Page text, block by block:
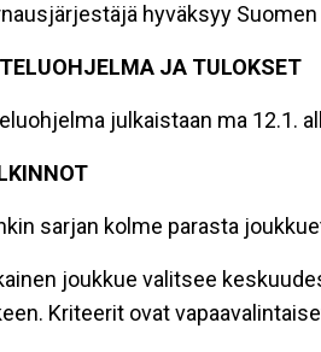
hyväksyy
JA TULOKSET
julkaistaan ma 12.1.
sarjan kolme parasta
joukkue valitsee
Kriteerit ovat